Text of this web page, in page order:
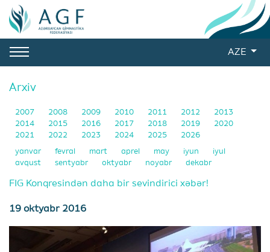
AZE
Arxiv
2007 2008 2009 2010 2011 2012
2013
2014
2015 2016 2017 2018 2019
2020
2021
2022 2023 2024 2025 2026
yanvar fevral mart aprel may iyun
iyul
avqust
sentyabr oktyabr noyabr dekabr
FIG Konqresindən daha bir sevindirici xəbər!
19 oktyabr 2016